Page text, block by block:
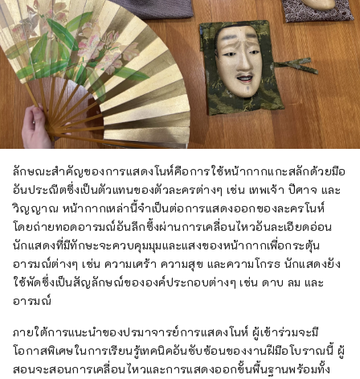
ลักษณะสำคัญของการแสดงโนห์คือการใช้หน้ากากแกะสลักด้วยมือ
อันประณีตซึ่งเป็นตัวแทนของตัวละครต่างๆ เช่น เทพเจ้า ปีศาจ และ
วิญญาณ หน้ากากเหล่านี้จำเป็นต่อการแสดงออกของละครโนห์
โดยถ่ายทอดอารมณ์อันลึกซึ้งผ่านการเคลื่อนไหวอันละเอียดอ่อน
นักแสดงที่มีทักษะจะควบคุมมุมและแสงของหน้ากากเพื่อกระตุ้น
อารมณ์ต่างๆ เช่น ความเศร้า ความสุข และความโกรธ นักแสดงยัง
ใช้พัดซึ่งเป็นสัญลักษณ์ขององค์ประกอบต่างๆ เช่น ดาบ ลม และ
อารมณ์
ภายใต้การแนะนำของปรมาจารย์การแสดงโนห์ ผู้เข้าร่วมจะมี
โอกาสพิเศษในการเรียนรู้เทคนิคอันซับซ้อนของงานฝีมือโบราณนี้ ผู้
สอนจะสอนการเคลื่อนไหวและการแสดงออกขั้นพื้นฐานพร้อมทั้ง